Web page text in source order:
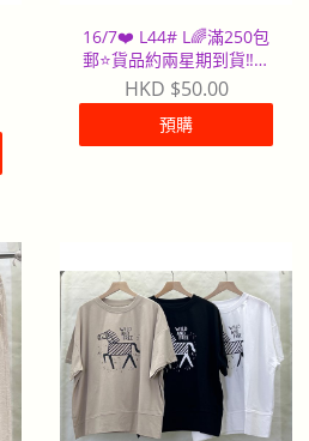
16/7❤️ L44# L🌈滿250包
郵⭐️貨品約兩星期到貨‼️早
到早派
HKD $50.00
預購